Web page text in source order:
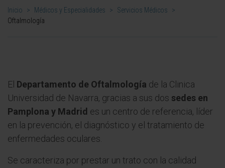
Inicio > Médicos y Especialidades > Servicios Médicos
>
Oftalmología
El Departamento de Oftalmología de la Clinica
Universidad de Navarra, gracias a sus dos sedes en
Pamplona y Madrid es un centro de referencia, líder
en la prevención, el diagnóstico y el tratamiento de
enfermedades oculares.
Se caracteriza por prestar un trato con la calidad